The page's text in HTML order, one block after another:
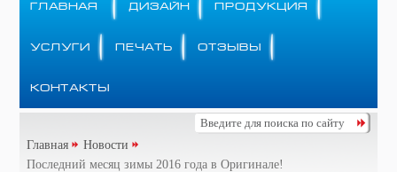
ГЛАВНАЯ ДИЗАЙН ПРОДУКЦИЯ
УСЛУГИ ПЕЧАТЬ ОТЗЫВЫ
КОНТАКТЫ
Главная
Новости
Последний месяц зимы 2016 года в Оригинале!